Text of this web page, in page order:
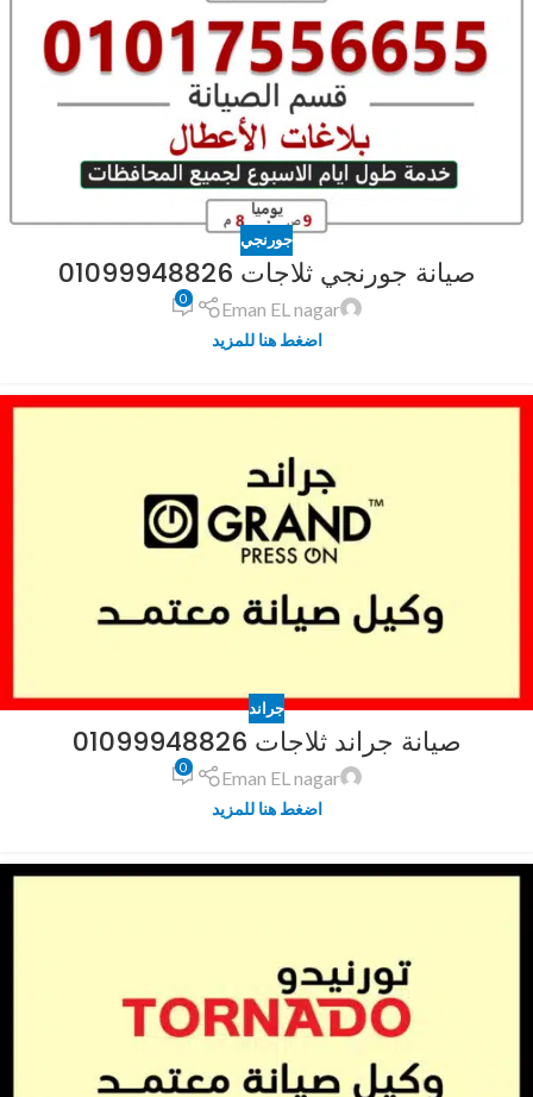
جورنجي
صيانة جورنجي ثلاجات 01099948826
Eman EL nagar
0
اضغط هنا للمزيد
جراند
صيانة جراند ثلاجات 01099948826
Eman EL nagar
0
اضغط هنا للمزيد